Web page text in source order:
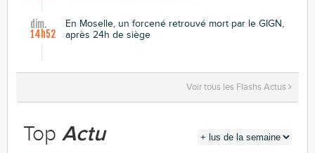
dim.
14h52
En Moselle, un forcené retrouvé mort par le GIGN,
après 24h de siège
Voir tous les Flashs Actus
Top Actu